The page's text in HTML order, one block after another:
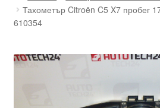
Доставка по целия свят
За нас
Количка
Тахометър Citroën C5 X7 пробег
610354